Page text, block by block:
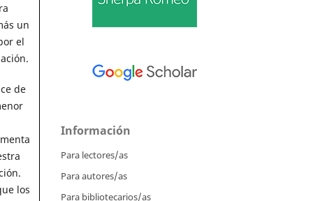
un
el
de
los
Información
Para lectores/as
Para autores/as
Para bibliotecarios/as